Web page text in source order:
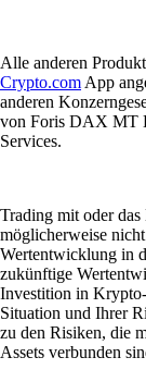
Alle anderen
Crypto.com App
anderen
von Foris DAX MT
Services.
Trading mit oder
möglicherweise
Wertentwicklung in
zukünftige
Investition in
Situation und Ihrer
zu den Risiken, die
Assets verbunden